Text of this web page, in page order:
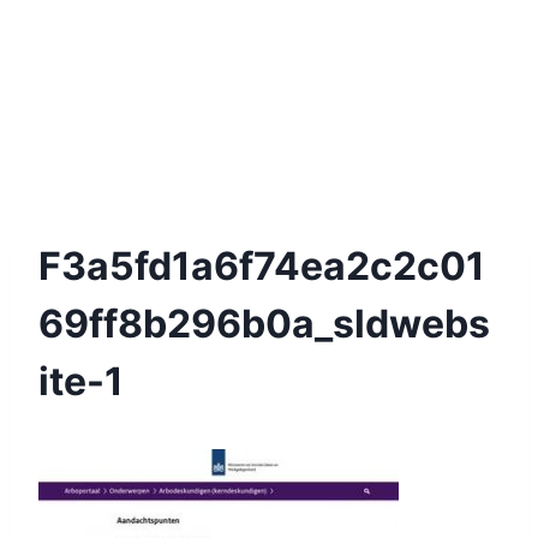
F3a5fd1a6f74ea2c2c01
69ff8b296b0a_sldwebs
Ite-1